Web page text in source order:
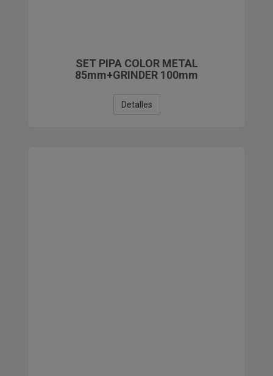
SET PIPA COLOR METAL
85mm+GRINDER 100mm
Detalles